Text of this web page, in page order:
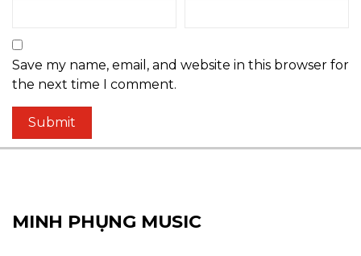
Save my name, email, and website in this browser for
the next time I comment.
MINH PHỤNG MUSIC